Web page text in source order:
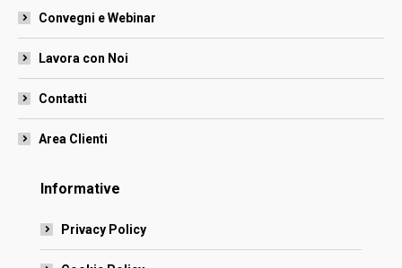
Convegni e Webinar
Lavora con Noi
Contatti
Area Clienti
Informative
Privacy Policy